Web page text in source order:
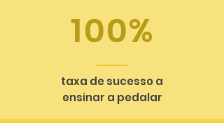
100%
taxa de sucesso a
ensinar a pedalar